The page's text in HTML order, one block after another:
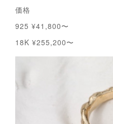
価格
925 ¥41,800〜
18K ¥255,200〜